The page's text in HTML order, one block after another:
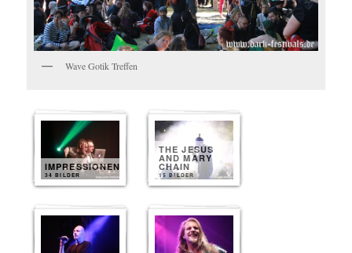
Wave Gotik Treffen
IMPRESSIONEN
34 BILDER
THE JESUS
AND MARY
CHAIN
15 BILDER